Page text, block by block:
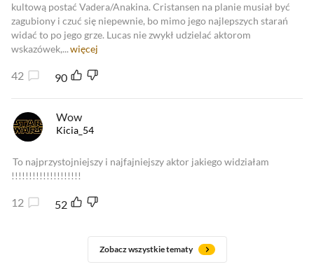
kultową postać Vadera/Anakina. Cristansen na planie musiał być
zagubiony i czuć się niepewnie, bo mimo jego najlepszych starań
widać to po jego grze. Lucas nie zwykł udzielać aktorom
wskazówek,...więcej
42 90
Wow
Kicia_54
To najprzystojniejszy i najfajniejszy aktor jakiego widziałam
!!!!!!!!!!!!!!!!!!!!
12 52
Zobacz wszystkie tematy